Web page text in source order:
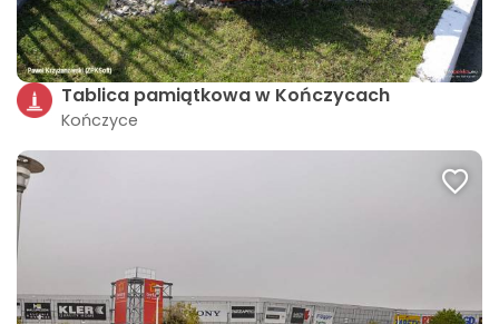
Tablica pamiątkowa w Kończycach
Kończyce